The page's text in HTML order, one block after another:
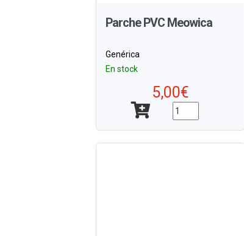
Parche PVC Meowica
Genérica
En stock
5,00€